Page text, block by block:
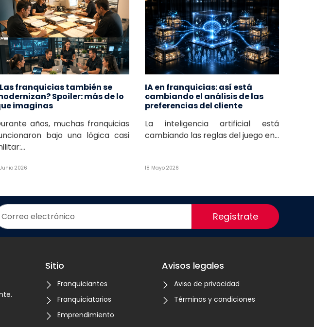
franquicias también se
Spoiler: más de lo
imaginas
años, muchas franquicias
bajo una lógica casi
Junio 2026
IA en franquicias: así está
cambiando el análisis de las
preferencias del cliente
La inteligencia artificial está
cambiando las reglas del juego en...
18 Mayo 2026
Regístrate
Sitio
Franquiciantes
Franquiciatarios
Emprendimiento
Avisos legales
Aviso de privacidad
Términos y condiciones